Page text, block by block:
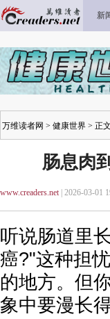
新
万维读者网 > 健康世界 > 正文
肠息肉
www.creaders.net| 2026-03-01
听说肠道里
癌?"这种担
的地方。但
象中要漫长